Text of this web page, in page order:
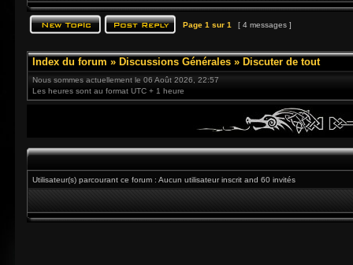
Page 1 sur 1 [ 4 messages ]
Index du forum » Discussions Générales » Discuter de tout
Nous sommes actuellement le 06 Août 2026, 22:57
Les heures sont au format UTC + 1 heure
Utilisateur(s) parcourant ce forum : Aucun utilisateur inscrit and 60 invités